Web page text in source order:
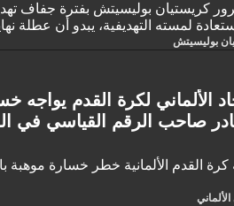
كريستيان بوليسيتش بفترة جفاف
لمسته التهديفية، يبدو أن عطلة
بالنسبة للاعبين الأمريكيين في الخارج.
بوليسيتش
الألماني لكرة القدم
صاحب الرقم القياسي في
كرة القدم الألمانية خطر خسارة موهبة
الألماني